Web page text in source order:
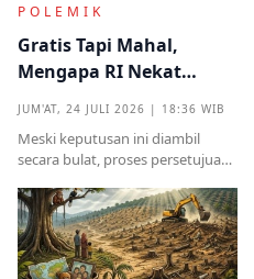
POLEMIK
Gratis Tapi Mahal,
Mengapa RI Nekat
Induk Tua Italia?
JUM'AT, 24 JULI 2026 | 18:36 WIB
Meski keputusan ini diambil
secara bulat, proses persetujuan
kritik tajam terkait prosedur yang
mendadak serta kekhawatiran
akan beban anggaran